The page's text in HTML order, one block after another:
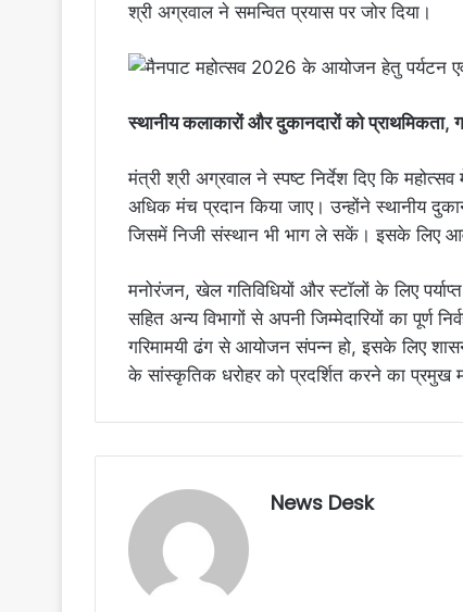
श्री अग्रवाल ने समन्वित प्रयास पर जोर दिया।
स्थानीय कलाकारों और दुकानदारों को प्राथमिकता,
मंत्री श्री अग्रवाल ने स्पष्ट निर्देश दिए कि
अधिक मंच प्रदान किया जाए। उन्होंने स्थानीय
जिसमें निजी संस्थान भी भाग ले सकें। इसके लिए
मनोरंजन, खेल गतिविधियों और स्टॉलों के लिए
सहित अन्य विभागों से अपनी जिम्मेदारियों का पूर्ण
गरिमामयी ढंग से आयोजन संपन्न हो, इसके लिए
के सांस्कृतिक धरोहर को प्रदर्शित करने का प्रमुख
News Desk